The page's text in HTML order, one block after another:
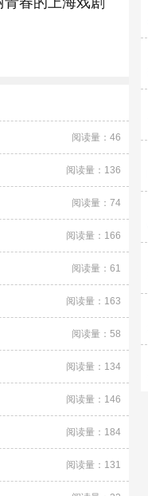
阅读量：46
阅读量：136
阅读量：74
阅读量：166
阅读量：61
阅读量：163
阅读量：58
阅读量：134
阅读量：146
阅读量：184
阅读量：131